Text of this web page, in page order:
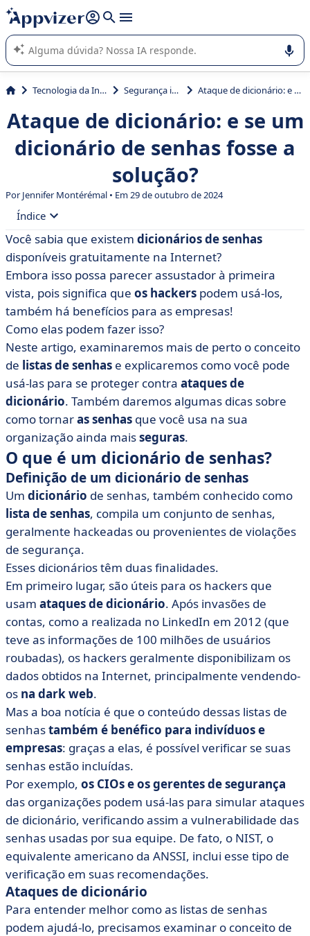
de nossa IA (várias linhas com
A IA do Appvizer o orienta no uso ou na seleção de software
SaaS para sua empresa.
Tecnologia da Informação (TI) Segurança informática Ataque de dicionário: e se um dicionário de senhas fosse a solução?
Ataque de dicionário: e se um
dicionário de senhas fosse a
solução?
PorJennifer Montérémal • Em 29 de outubro de 2024
Índice
• O que é um dicionário de senhas?
• Onde posso baixar dicionários de senhas?
• Nossa orientação sobre proteção contra ataques de
dicionário
Você sabia que existem dicionários de senhas
disponíveis gratuitamente na Internet?
Embora isso possa parecer assustador à primeira
vista, pois significa que os hackers podem usá-los,
também há benefícios para as empresas!
Como elas podem fazer isso?
Neste artigo, examinaremos mais de perto o conceito
de listas de senhas e explicaremos como você pode
usá-las para se proteger contra ataques de
dicionário. Também daremos algumas dicas sobre
como tornaras senhas que você usa na sua
organização ainda maisseguras.
O que é um dicionário de senhas?
Definição de um dicionário de senhas
Um dicionário de senhas, também conhecido como
lista de senhas, compila um conjunto de senhas,
geralmente hackeadas ou provenientes de violações
de segurança.
Esses dicionários têm duas finalidades.
Em primeiro lugar, são úteis para os hackers que
usam ataques de dicionário. Após invasões de
contas, como a realizada no LinkedIn em 2012 (que
teve as informações de 100 milhões de usuários
roubadas), os hackers geralmente disponibilizam os
dados obtidos na Internet, principalmente vendendo-
os na dark web.
Mas a boa notícia é que o conteúdo dessas listas de
senhastambém é benéfico para indivíduos e
empresas: graças a elas, é possível verificar se suas
senhas estão incluídas.
Por exemplo, os CIOs e os gerentes de segurança
das organizações podem usá-las para simular ataques
de dicionário, verificando assim a vulnerabilidade das
senhas usadas por sua equipe. De fato, o NIST, o
equivalente americano da ANSSI, inclui esse tipo de
verificação em suas recomendações.
Ataques de dicionário
Para entender melhor como as listas de senhas
podem ajudá-lo, precisamos examinar o conceito de